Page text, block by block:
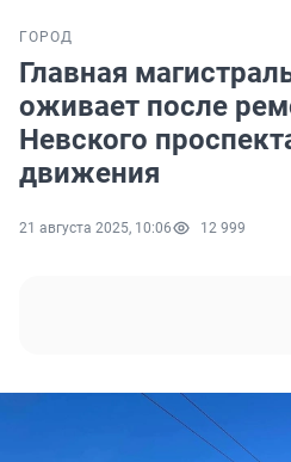
ГОРОД
Главная
оживает после
Невского
движения
21 августа 2025, 10:06 12 999